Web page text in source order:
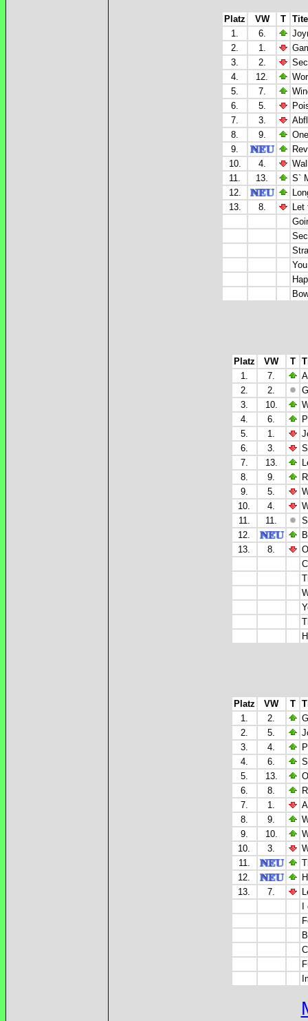
Platz VW T
1.
6.
2.
1.
3.
2.
4.
12.
5.
7.
6.
5.
7.
3.
8.
9.
9.
10.
4.
11.
13.
S`
12.
13.
8.
Let
Platz VW T
1.
7.
2.
2.
3.
10.
4.
6.
5.
1.
6.
3.
7.
13.
8.
9.
9.
5.
10.
4.
11.
11.
12.
13.
8.
Platz VW T
1.
2.
2.
5.
3.
4.
4.
6.
5.
13.
6.
8.
7.
1.
8.
9.
9.
10.
10.
3.
11.
12.
13.
7.